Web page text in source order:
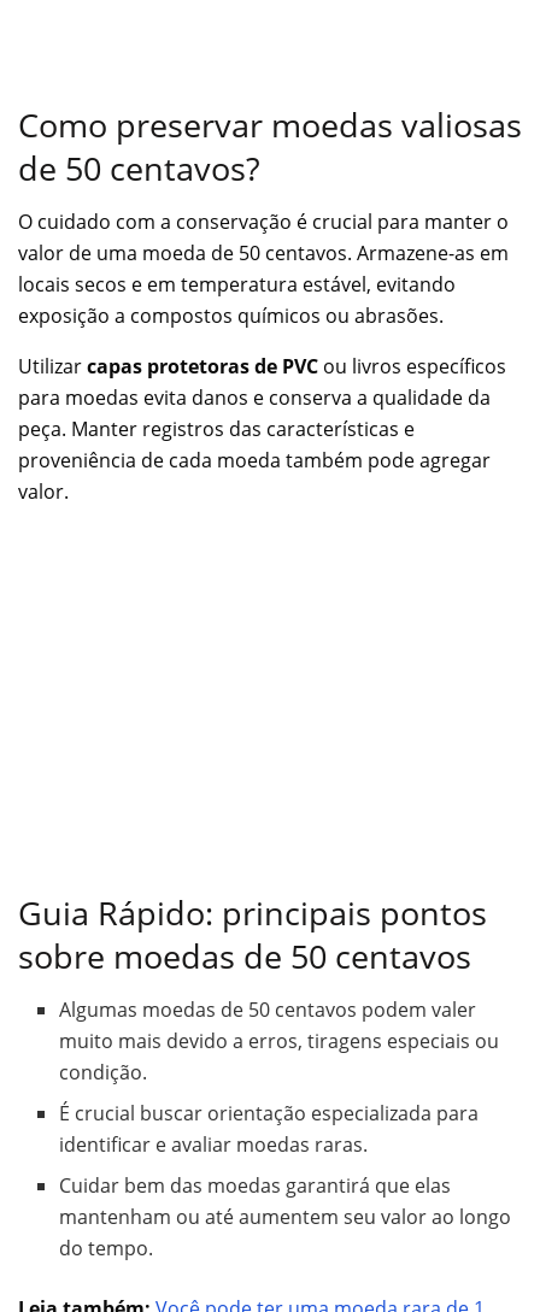
Como preservar moedas valiosas
de 50 centavos?
O cuidado com a conservação é crucial para manter o
valor de uma moeda de 50 centavos. Armazene-as em
locais secos e em temperatura estável, evitando
exposição a compostos químicos ou abrasões.
Utilizarcapas protetoras de PVC ou livros específicos
para moedas evita danos e conserva a qualidade da
peça. Manter registros das características e
proveniência de cada moeda também pode agregar
valor.
Guia Rápido: principais pontos
sobre moedas de 50 centavos
Algumas moedas de 50 centavos podem valer
muito mais devido a erros, tiragens especiais ou
condição.
É crucial buscar orientação especializada para
identificar e avaliar moedas raras.
Cuidar bem das moedas garantirá que elas
mantenham ou até aumentem seu valor ao longo
do tempo.